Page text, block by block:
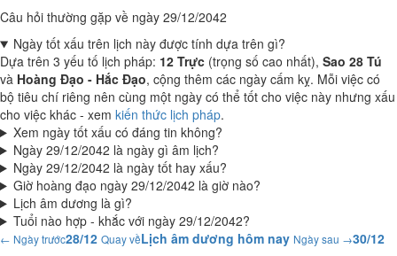
Câu hỏi thường gặp về ngày 29/12/2042
Ngày tốt xấu trên lịch này được tính dựa trên gì?
Dựa trên 3 yếu tố lịch pháp: 12 Trực (trọng số cao nhất), Sao 28 Tú
và Hoàng Đạo - Hắc Đạo, cộng thêm các ngày cấm kỵ. Mỗi việc có
bộ tiêu chí riêng nên cùng một ngày có thể tốt cho việc này nhưng xấu
cho việc khác - xem kiến thức lịch pháp.
Xem ngày tốt xấu có đáng tin không?
Ngày 29/12/2042 là ngày gì âm lịch?
Ngày 29/12/2042 là ngày tốt hay xấu?
Giờ hoàng đạo ngày 29/12/2042 là giờ nào?
Lịch âm dương là gì?
Tuổi nào hợp - khắc với ngày 29/12/2042?
← Ngày trước28/12 Quay vềLịch âm dương hôm nay Ngày sau →30/12